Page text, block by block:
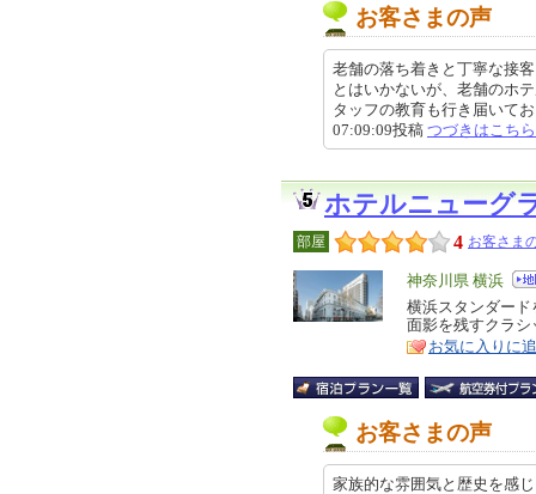
お客さまの声
老舗の落ち着きと丁寧な接
とはいかないが、老舗のホ
タッフの教育も行き届いて
07:09:09投稿 つづきはこちら
ホテルニューグ
部屋 4 お客さま
エ
リ
ア
神奈川県 横浜
特
徴
横浜スタンダー
面影を残すクラシ
お気に入りに
お客さまの声
家族的な雰囲気と歴史を感